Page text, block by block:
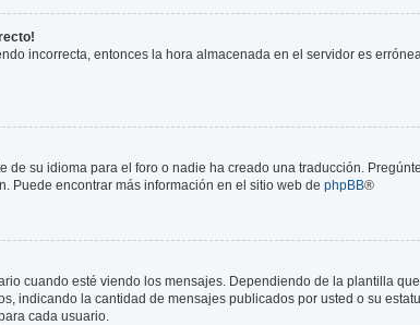
incorrecta, entonces la hora almacenada en el servidor es
su idioma para el foro o nadie ha creado una traducción.
Puede encontrar más información en el sitio web de phpBB®
cuando esté viendo los mensajes. Dependiendo de la plantilla
indicando la cantidad de mensajes publicados por usted o su
cada usuario.